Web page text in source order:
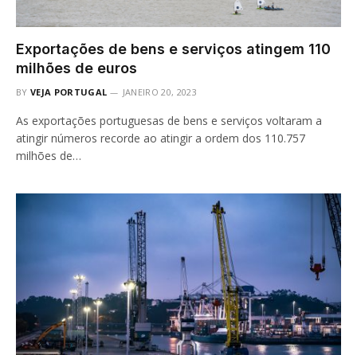
Exportações de bens e serviços atingem 110
milhões de euros
BY VEJA PORTUGAL JANEIRO 20, 2023
As exportações portuguesas de bens e serviços voltaram a
atingir números recorde ao atingir a ordem dos 110.757
milhões de…